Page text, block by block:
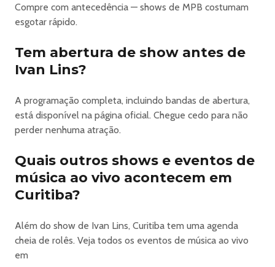
milhões de pessoas, em canções inesquecíveis como
“Vitoriosa“, Iluminados, “Lembra de mim, Lua soberana.
Belém, Emilio Santiago, Leny Andrade, Nana Caymmi, Gal
Costa , Zizi Possi e tantas outras ajudam a perpetuar suas
Ao mesmo tempo, sua obra ganha o mundo através das
mãos do produtor americano Quincy Jones, e nas vozes
de George Benson, Ella Fitzgerald, Sarah Vaughan, Barbra
outros. Sua música é gravada por artista de todos os
cantos do planeta, e seus shows esgotam, dos EUA ao
Japão.
Aos 80 anos, Ivan Lins sabe de sua trajetória vitoriosa. É
https://www.diskingressos.com.br/evento/3184/08-08-
2026/pr/curitiba/ivan-lins-80-anos
Compre com antecedência — shows de MPB costumam
esgotar rápido.
Tem abertura de show antes de
Ivan Lins?
A programação completa, incluindo bandas de abertura,
está disponível na página oficial. Chegue cedo para não
perder nenhuma atração.
Quais outros shows e eventos de
música ao vivo acontecem em
Curitiba?
Além do show de Ivan Lins, Curitiba tem uma agenda
cheia de rolês. Veja todos os eventos de música ao vivo
em